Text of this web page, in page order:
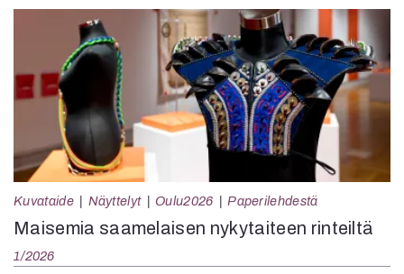
Kuvataide Näyttelyt Oulu2026 Paperilehdestä
Maisemia saamelaisen nykytaiteen rinteiltä
1/2026